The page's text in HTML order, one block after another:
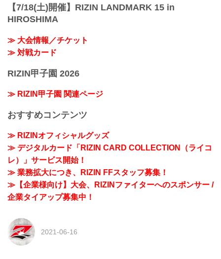
【7/18(土)開催】RIZIN LANDMARK 15 in
HIROSHIMA
≫ 大会情報／チケット
≫ 対戦カード
RIZIN甲子園 2026
≫ RIZIN甲子園 関連ページ
おすすめコンテンツ
≫ RIZINオフィシャルグッズ
≫ デジタルカード「RIZIN CARD COLLECTION（ライコ
レ）」サービス開始！
≫ 業務拡大につき、RIZIN FFスタッフ募集！
≫【企業様向け】大会、RIZINファイターへのスポンサー /
企業タイアップ募集中！
2021-06-16